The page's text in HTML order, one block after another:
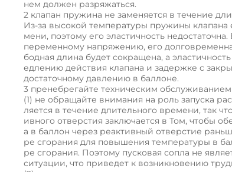
нем должен разряжаться.
2 клапан пружина не заменяется в течение
Из-за высокой температуры пружины клапана
мени, поэтому его эластичность
переменному напряжению, его
бодная длина будет сокращена, а
едлению действия клапана и задержке с
достаточному давлению в баллоне.
3 пренебрегайте техническим
(1) не обращайте внимания на роль запуска
ляется в течение длительного времени, так
ивного отверстия заключается в Том, чтобы
а в баллон через реактивный отверстие
ре сгорания для повышения температуры в
ре сгорания. Поэтому пусковая сопла не
ситуации, что приведет к возникновению